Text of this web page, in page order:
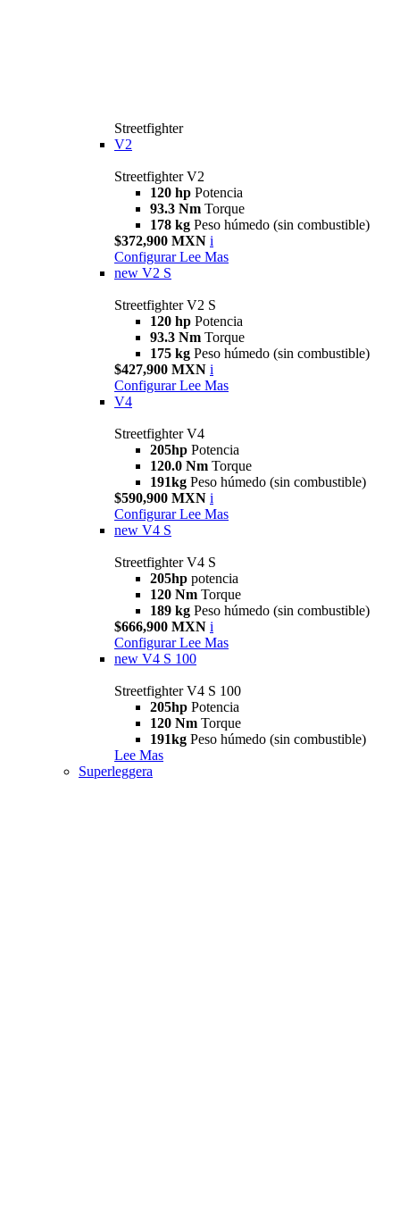
Streetfighter
V2
Streetfighter V2
120 hp Potencia
93.3 Nm Torque
178 kg Peso húmedo (sin combustible)
$372,900 MXN i
Configurar Lee Mas
new V2 S
Streetfighter V2 S
120 hp Potencia
93.3 Nm Torque
175 kg Peso húmedo (sin combustible)
$427,900 MXN i
Configurar Lee Mas
V4
Streetfighter V4
205hp Potencia
120.0 Nm Torque
191kg Peso húmedo (sin combustible)
$590,900 MXN i
Configurar Lee Mas
new V4 S
Streetfighter V4 S
205hp potencia
120 Nm Torque
189 kg Peso húmedo (sin combustible)
$666,900 MXN i
Configurar Lee Mas
new V4 S 100
Streetfighter V4 S 100
205hp Potencia
120 Nm Torque
191kg Peso húmedo (sin combustible)
Lee Mas
Superleggera